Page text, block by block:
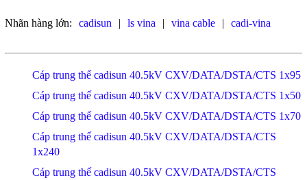
Nhãn hàng lớn: cadisun | ls vina | vina cable | cadi-vina
Cáp trung thế cadisun 40.5kV CXV/DATA/DSTA/CTS 1x95
Cáp trung thế cadisun 40.5kV CXV/DATA/DSTA/CTS 1x50
Cáp trung thế cadisun 40.5kV CXV/DATA/DSTA/CTS 1x70
Cáp trung thế cadisun 40.5kV CXV/DATA/DSTA/CTS
1x240
Cáp trung thế cadisun 40.5kV CXV/DATA/DSTA/CTS